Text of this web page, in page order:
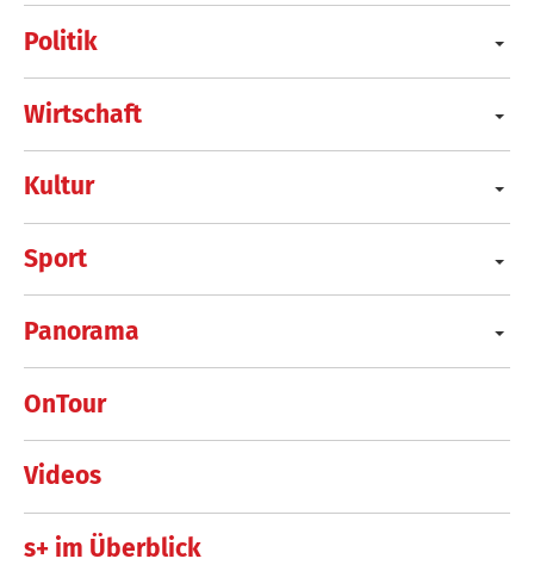
Politik
Wirtschaft
Kultur
Sport
Panorama
OnTour
Videos
s+ im Überblick